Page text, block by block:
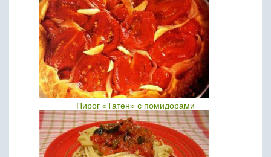
Пирог «Татен» с помидорами